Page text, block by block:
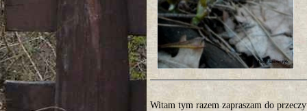
Witam tym razem zapraszam do